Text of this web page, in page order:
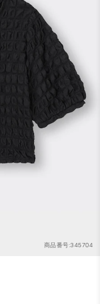
商品番号:345704